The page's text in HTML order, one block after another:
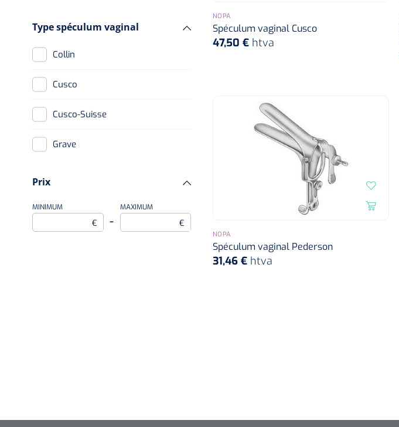
S
30 mm
M
L
Type spéculum vaginal
Collin
Cusco
Cusco-Suisse
Grave
Prix
MINIMUM
€ –
MAXIMUM
€
NOPA
Spéculum vaginal Cusco
47,50 € htva
NOPA
Spéculum vaginal Pederson
31,46 € htva